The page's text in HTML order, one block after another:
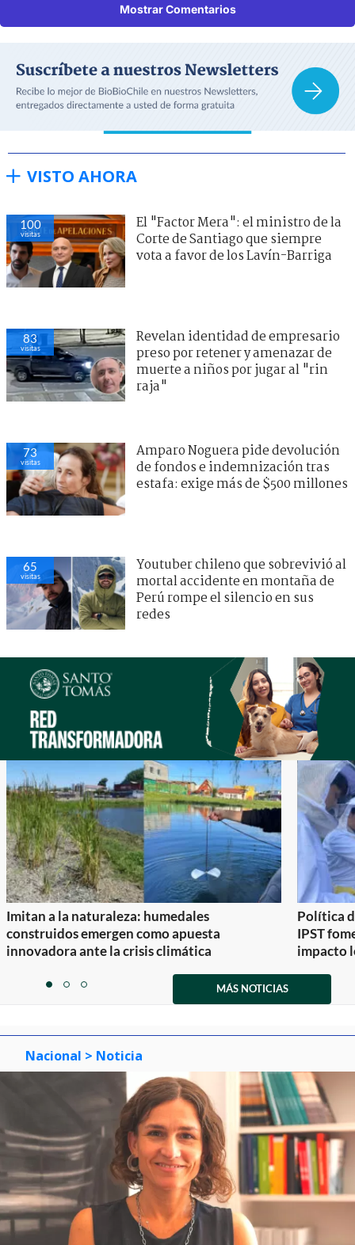
Mostrar Comentarios
VISTO AHORA
100
visitas
El "Factor Mera": el ministro de la
Corte de Santiago que siempre
vota a favor de los Lavín-Barriga
83
visitas
Revelan identidad de empresario
preso por retener y amenazar de
muerte a niños por jugar al "rin
raja"
73
visitas
Amparo Noguera pide devolución
de fondos e indemnización tras
estafa: exige más de $500 millones
65
visitas
Youtuber chileno que sobrevivió al
mortal accidente en montaña de
Perú rompe el silencio en sus
redes
Imitan a la naturaleza: humedales
construidos emergen como apuesta
innovadora ante la crisis climática
Política
IPST
impacto
itemitemitem
MÁS NOTICIAS
Nacional > Noticia